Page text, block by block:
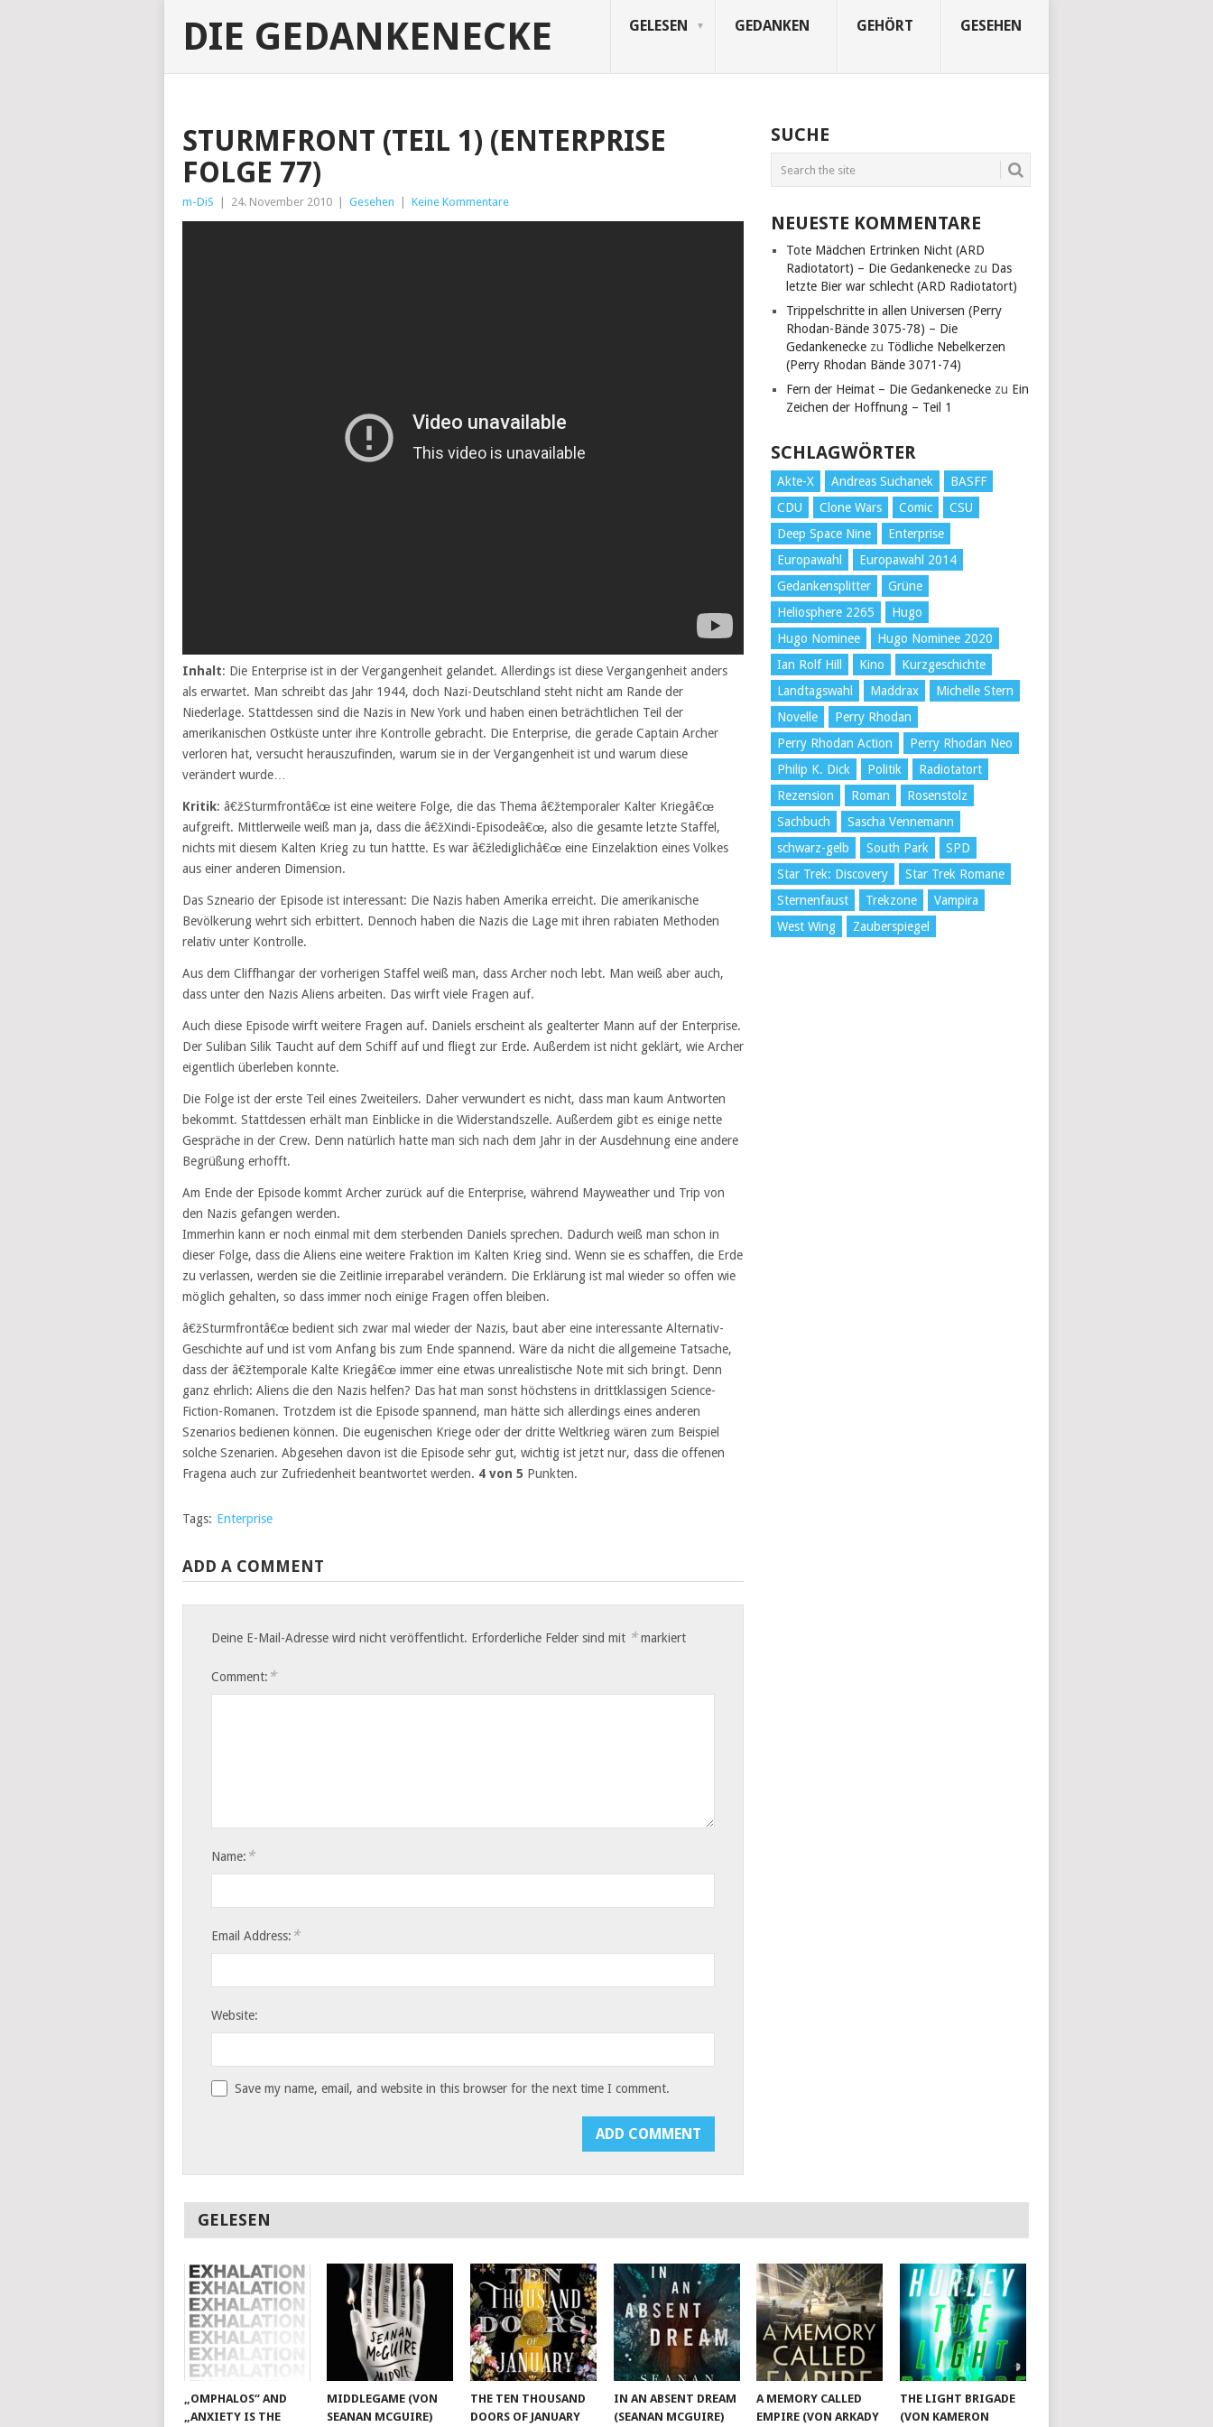
DIE GEDANKENECKE GELESEN GEDANKEN GEHÖRT GESEHEN
STURMFRONT (TEIL 1) (ENTERPRISE
FOLGE 77)
m-DiS 24. November 2010 Gesehen Keine Kommentare
Inhalt: Die Enterprise ist in der Vergangenheit gelandet. Allerdings ist diese Vergangenheit anders
als erwartet. Man schreibt das Jahr 1944, doch Nazi-Deutschland steht nicht am Rande der
Niederlage. Stattdessen sind die Nazis in New York und haben einen beträchtlichen Teil der
amerikanischen Ostküste unter ihre Kontrolle gebracht. Die Enterprise, die gerade Captain Archer
verloren hat, versucht herauszufinden, warum sie in der Vergangenheit ist und warum diese
verändert wurde…
Kritik: â€žSturmfrontâ€œ ist eine weitere Folge, die das Thema â€žtemporaler Kalter Kriegâ€œ
aufgreift. Mittlerweile weiß man ja, dass die â€žXindi-Episodeâ€œ, also die gesamte letzte Staffel,
nichts mit diesem Kalten Krieg zu tun hattte. Es war â€žlediglichâ€œ eine Einzelaktion eines Volkes
aus einer anderen Dimension.
Das Szneario der Episode ist interessant: Die Nazis haben Amerika erreicht. Die amerikanische
Bevölkerung wehrt sich erbittert. Dennoch haben die Nazis die Lage mit ihren rabiaten Methoden
relativ unter Kontrolle.
Aus dem Cliffhangar der vorherigen Staffel weiß man, dass Archer noch lebt. Man weiß aber auch,
dass unter den Nazis Aliens arbeiten. Das wirft viele Fragen auf.
Auch diese Episode wirft weitere Fragen auf. Daniels erscheint als gealterter Mann auf der Enterprise.
Der Suliban Silik Taucht auf dem Schiff auf und fliegt zur Erde. Außerdem ist nicht geklärt, wie Archer
eigentlich überleben konnte.
Die Folge ist der erste Teil eines Zweiteilers. Daher verwundert es nicht, dass man kaum Antworten
bekommt. Stattdessen erhält man Einblicke in die Widerstandszelle. Außerdem gibt es einige nette
Gespräche in der Crew. Denn natürlich hatte man sich nach dem Jahr in der Ausdehnung eine andere
Begrüßung erhofft.
Am Ende der Episode kommt Archer zurück auf die Enterprise, während Mayweather und Trip von
den Nazis gefangen werden.
Immerhin kann er noch einmal mit dem sterbenden Daniels sprechen. Dadurch weiß man schon in
dieser Folge, dass die Aliens eine weitere Fraktion im Kalten Krieg sind. Wenn sie es schaffen, die Erde
zu verlassen, werden sie die Zeitlinie irreparabel verändern. Die Erklärung ist mal wieder so offen wie
möglich gehalten, so dass immer noch einige Fragen offen bleiben.
â€žSturmfrontâ€œ bedient sich zwar mal wieder der Nazis, baut aber eine interessante Alternativ-
Geschichte auf und ist vom Anfang bis zum Ende spannend. Wäre da nicht die allgemeine Tatsache,
dass der â€žtemporale Kalte Kriegâ€œ immer eine etwas unrealistische Note mit sich bringt. Denn
ganz ehrlich: Aliens die den Nazis helfen? Das hat man sonst höchstens in drittklassigen Science-
Fiction-Romanen. Trotzdem ist die Episode spannend, man hätte sich allerdings eines anderen
Szenarios bedienen können. Die eugenischen Kriege oder der dritte Weltkrieg wären zum Beispiel
solche Szenarien. Abgesehen davon ist die Episode sehr gut, wichtig ist jetzt nur, dass die offenen
Fragena auch zur Zufriedenheit beantwortet werden. 4 von 5 Punkten.
Tags: Enterprise
ADD A COMMENT
Deine E-Mail-Adresse wird nicht veröffentlicht. Erforderliche Felder sind mit *markiert
Comment: *
Name: *
Email Address: *
Website:
Save my name, email, and website in this browser for the next time I comment.
SUCHE
NEUESTE KOMMENTARE
Tote Mädchen Ertrinken Nicht (ARD
Radiotatort) – Die Gedankenecke zu Das
letzte Bier war schlecht (ARD Radiotatort)
Trippelschritte in allen Universen (Perry
Rhodan-Bände 3075-78) – Die
Gedankenecke zu Tödliche Nebelkerzen
(Perry Rhodan Bände 3071-74)
Fern der Heimat – Die Gedankenecke zu Ein
Zeichen der Hoffnung – Teil 1
SCHLAGWÖRTER
Akte-X Andreas Suchanek
BASFF
CDU
Clone Wars Comic
CSU
Deep Space Nine
Enterprise
Europawahl
Europawahl 2014
Gedankensplitter
Grüne
Heliosphere 2265
Hugo
Hugo Nominee
Hugo Nominee 2020
Ian Rolf Hill
Kino
Kurzgeschichte
Landtagswahl
Maddrax
Michelle Stern
Novelle
Perry Rhodan
Perry Rhodan Action
Perry Rhodan Neo
Philip K. Dick
Politik
Radiotatort
Rezension
Roman
Rosenstolz
Sachbuch
Sascha Vennemann
schwarz-gelb
South Park
SPD
Star Trek: Discovery
Star Trek Romane
Sternenfaust
Trekzone
Vampira
West Wing
Zauberspiegel
GELESEN
„OMPHALOS“ AND
„ANXIETY IS THE
MIDDLEGAME (VON
SEANAN MCGUIRE)
THE TEN THOUSAND
DOORS OF JANUARY
IN AN ABSENT DREAM
(SEANAN MCGUIRE)
A MEMORY CALLED
EMPIRE (VON ARKADY
THE LIGHT BRIGADE
(VON KAMERON